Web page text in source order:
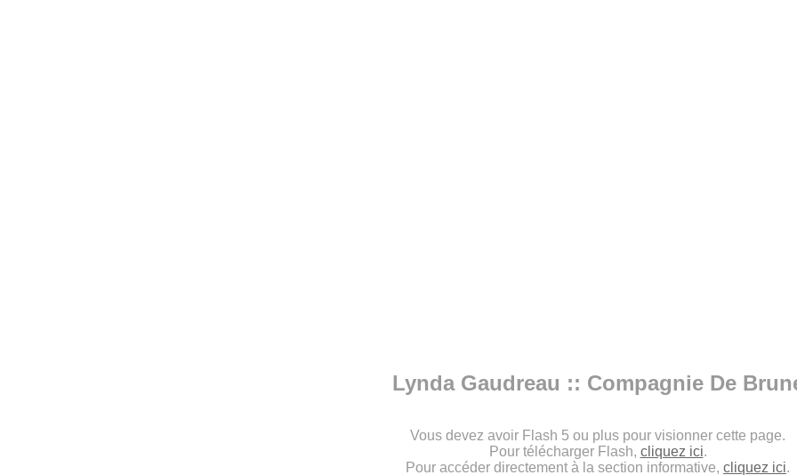
Lynda Gaudreau :: Compagnie De
Vous devez avoir Flash 5 ou plus pour visionner cette page.
Pour télécharger Flash, cliquez ici.
Pour accéder directement à la section informative, cliquez ici.